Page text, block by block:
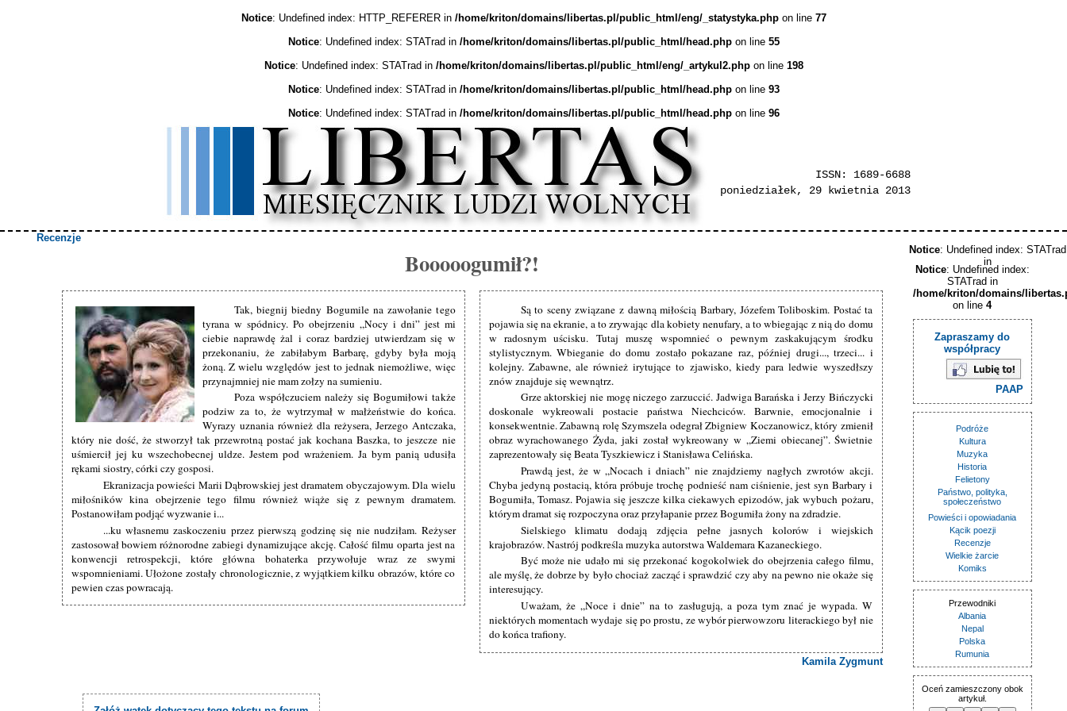
Notice: Undefined index: HTTP_REFERER in /home/kriton/domains/libertas.pl/public_html/eng/_statystyka.phpon line 77
Notice: Undefined index: STATrad in /home/kriton/domains/libertas.pl/public_html/head.phpon line 55
Notice: Undefined index: STATrad in /home/kriton/domains/libertas.pl/public_html/eng/_artykul2.phpon line 198
Notice: Undefined index: STATrad in /home/kriton/domains/libertas.pl/public_html/head.phpon line 93
Notice: Undefined index: STATrad in /home/kriton/domains/libertas.pl/public_html/head.phpon line 96
ISSN: 1689-6688
poniedziałek, 29 kwietnia 2013
Recenzje
Booooogumił?!
Tak, biegnij biedny Bogumile na zawołanie tego
tyrana w spódnicy. Po obejrzeniu „Nocy i dni” jest mi
ciebie naprawdę żal i coraz bardziej utwierdzam się w
przekonaniu, że zabiłabym Barbarę, gdyby była moją
żoną. Z wielu względów jest to jednak niemożliwe, więc
przynajmniej nie mam zołzy na sumieniu.
Poza współczuciem należy się Bogumiłowi także
podziw za to, że wytrzymał w małżeństwie do końca.
Wyrazy uznania również dla reżysera, Jerzego Antczaka,
który nie dość, że stworzył tak przewrotną postać jak kochana Baszka, to jeszcze nie
uśmiercił jej ku wszechobecnej uldze. Jestem pod wrażeniem. Ja bym panią udusiła
rękami siostry, córki czy gosposi.
Ekranizacja powieści Marii Dąbrowskiej jest dramatem obyczajowym. Dla wielu
miłośników kina obejrzenie tego filmu również wiąże się z pewnym dramatem.
Postanowiłam podjąć wyzwanie i...
...ku własnemu zaskoczeniu przez pierwszą godzinę się nie nudziłam. Reżyser
zastosował bowiem różnorodne zabiegi dynamizujące akcję. Całość filmu oparta jest na
konwencji retrospekcji, które główna bohaterka przywołuje wraz ze swymi
wspomnieniami. Ułożone zostały chronologicznie, z wyjątkiem kilku obrazów, które co
pewien czas powracają.
Są to sceny związane z dawną miłością Barbary, Józefem Toliboskim. Postać ta
pojawia się na ekranie, a to zrywając dla kobiety nenufary, a to wbiegając z nią do domu
w radosnym uścisku. Tutaj muszę wspomnieć o pewnym zaskakującym środku
stylistycznym. Wbieganie do domu zostało pokazane raz, później drugi..., trzeci... i
kolejny. Zabawne, ale również irytujące to zjawisko, kiedy para ledwie wyszedłszy
znów znajduje się wewnątrz.
Grze aktorskiej nie mogę niczego zarzuccić. Jadwiga Barańska i Jerzy Bińczycki
doskonale wykreowali postacie państwa Niechciców. Barwnie, emocjonalnie i
konsekwentnie. Zabawną rolę Szymszela odegrał Zbigniew Koczanowicz, który zmienił
obraz wyrachowanego Żyda, jaki został wykreowany w „Ziemi obiecanej”. Świetnie
zaprezentowały się Beata Tyszkiewicz i Stanisława Celińska.
Prawdą jest, że w „Nocach i dniach” nie znajdziemy nagłych zwrotów akcji.
Chyba jedyną postacią, która próbuje trochę podnieść nam ciśnienie, jest syn Barbary i
Bogumiła, Tomasz. Pojawia się jeszcze kilka ciekawych epizodów, jak wybuch pożaru,
którym dramat się rozpoczyna oraz przyłapanie przez Bogumiła żony na zdradzie.
Sielskiego klimatu dodają zdjęcia pełne jasnych kolorów i wiejskich
krajobrazów. Nastrój podkreśla muzyka autorstwa Waldemara Kazaneckiego.
Być może nie udało mi się przekonać kogokolwiek do obejrzenia całego filmu,
ale myślę, że dobrze by było chociaż zacząć i sprawdzić czy aby na pewno nie okaże się
interesujący.
Uważam, że „Noce i dnie” na to zasługują, a poza tym znać je wypada. W
niektórych momentach wydaje się po prostu, ze wybór pierwowzoru literackiego był nie
do końca trafiony.
Kamila Zygmunt
Notice: Undefined index:
STATrad in
/home/kriton/domains/
on line 4
Zapraszamy do
współpracy
PAAP
Podróże
Kultura
Muzyka
Historia
Felietony
Państwo, polityka,
społeczeństwo
Powieści i opowiadania
Kącik poezji
Recenzje
Wielkie żarcie
Komiks
Przewodniki
Albania
Nepal
Polska
Rumunia
Oceń zamieszczony obok
artykuł.
Notice: Undefined index: STATrad
in